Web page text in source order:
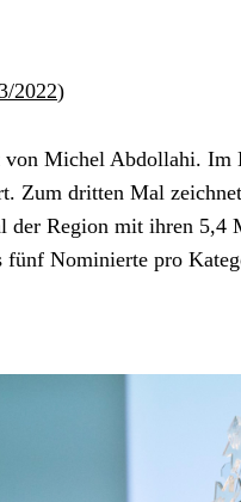
2022)
Michel Abdollahi.
Zum dritten Mal
der Region mit ihren
Nominierte pro